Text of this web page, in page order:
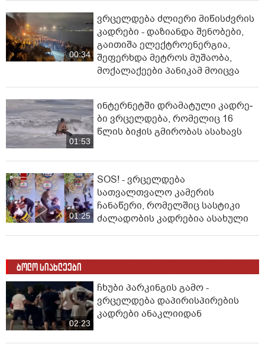
00:34
ვრცელდება ძლიერი მიწისძვრის
კადრები - დაზიანდა შენობები,
გაითიშა ელექტროენერგია,
შეფერხდა მეტროს მუშაობა,
მოქალაქეები პანიკამ მოიცვა
01:53
ინ­ტერ­ნეტ­ში დრა­მა­ტუ­ლი კად­რე­
ბი ვრცელდება, რომელიც 16
წლის ბიჭის გმირობას ასახავს
01:25
SOS! - ვრცელდება
სათვალთვალო კამერის
ჩანაწერი, რომელშიც სასტიკი
ძალადობის კადრებია ასახული
ბოლო სიახლეები
02:23
ჩხუბი პარკინგის გამო -
ვრცელდება დაპირისპირების
კადრები ანაკლიიდან